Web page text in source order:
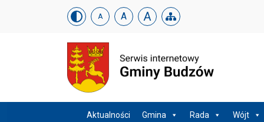
Urząd Gminy w Budzowie
Skip menu A A A
Menu główneAktualności Gmina Rada Wójt